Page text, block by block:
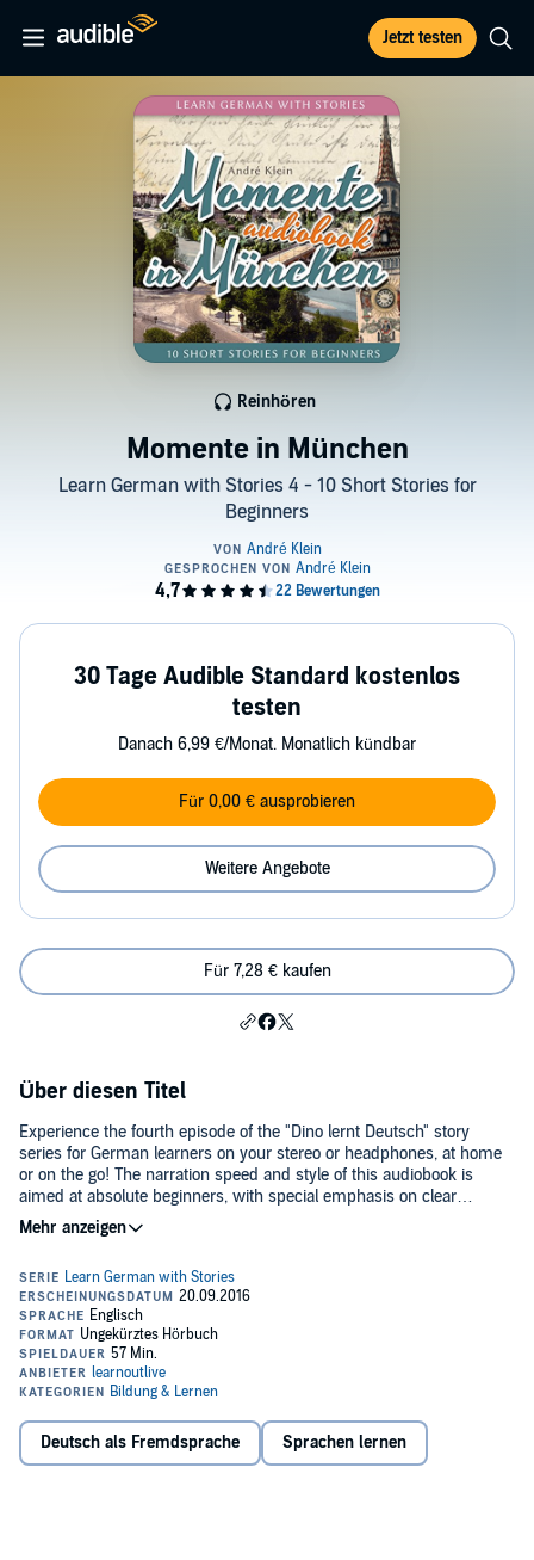
Jetzt testen
Momente in München
Learn German with Stories 4 - 10 Short Stories for
Beginners
Reinhören
30 Tage Audible Standard kostenlos
testen
Danach 6,99 €/Monat. Monatlich kündbar
Für 0,00 € ausprobieren
Weitere Angebote
Für 7,28 € kaufen
Über diesen Titel
Experience the fourth episode of the "Dino lernt Deutsch" story
series for German learners on your stereo or headphones, at home
or on the go! The narration speed and style of this audiobook is
aimed at absolute beginners, with special emphasis on clear
pronunciation, so that you can easily pause and repeat words and
phrases whenever you please.
Intermediate learners are invited to just sit back and immerse
themselves in the sounds and sights of Munich. Stroll over the
Oktoberfest with Dino, explore the lush "Englischer Garten", learn
about the legendary Bavaria Filmstudios, local dialect and much
more.
audiobook together with a paperback or ebook edition of Learn
German with Stories: Momente in München - 10 Short Stories for
Deutsch als Fremdsprache Sprachen lernen